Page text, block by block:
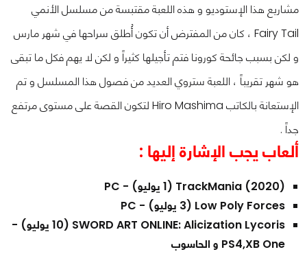
مشاريع هذا الإستوديو و هذه اللعبة مقتبسة من مسلسل الأنمي
Fairy Tail ، كان من المفترض أن تكون أُطلق سراحها في شهر مارس
و لكن بسبب جائحة كورونا فتم تأجيلها كثيراً و لكن لا يهم فكل ما تبقى
هو شهر تقريباً ، اللعبة ستروي العديد من فصول هذا المسلسل و تم
الإستعانة بالكاتب Hiro Mashima لتكون القصة على مستوى مرتفع
جداً .
ألعاب يجب الإشارة إليها :
TrackMania (2020) (1 يوليو) - PC
Low Poly Forces (3 يوليو) - PC
SWORD ART ONLINE: Alicization Lycoris (10 يوليو) -
PS4,XB One و الحاسوب